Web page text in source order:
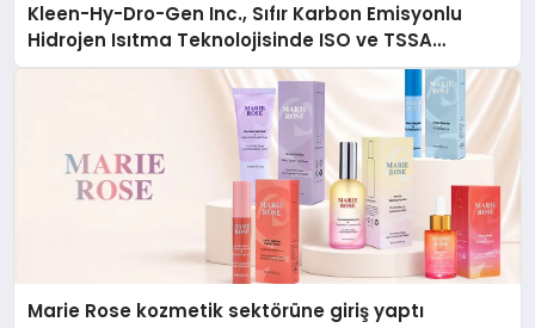
Kleen-Hy-Dro-Gen Inc., Sıfır Karbon Emisyonlu
Hidrojen Isıtma Teknolojisinde ISO ve TSSA
Düzenleyici Onaylarını Aldı
Marie Rose kozmetik sektörüne giriş yaptı